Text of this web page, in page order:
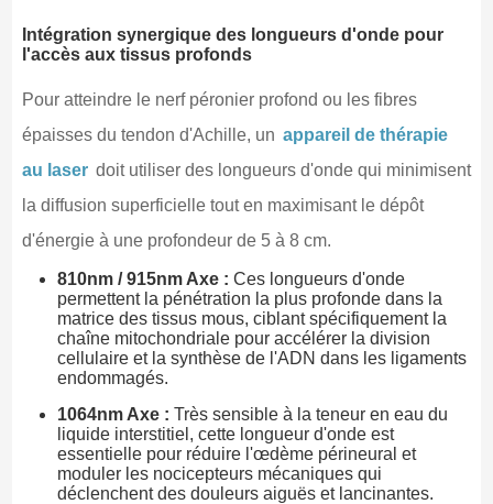
Intégration synergique des longueurs d'onde pour
l'accès aux tissus profonds
Pour atteindre le nerf péronier profond ou les fibres
épaisses du tendon d'Achille, un appareil de thérapie
au laser doit utiliser des longueurs d'onde qui minimisent
la diffusion superficielle tout en maximisant le dépôt
d'énergie à une profondeur de 5 à 8 cm.
810nm / 915nm Axe : Ces longueurs d'onde
permettent la pénétration la plus profonde dans la
matrice des tissus mous, ciblant spécifiquement la
chaîne mitochondriale pour accélérer la division
cellulaire et la synthèse de l'ADN dans les ligaments
endommagés.
1064nm Axe : Très sensible à la teneur en eau du
liquide interstitiel, cette longueur d'onde est
essentielle pour réduire l'œdème périneural et
moduler les nocicepteurs mécaniques qui
déclenchent des douleurs aiguës et lancinantes.